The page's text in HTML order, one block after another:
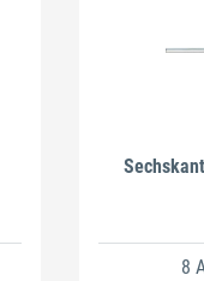
8